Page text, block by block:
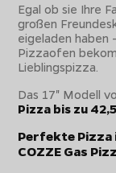
Egal ob sie Ihre
großen
eigeladen haben
Pizzaofen
Lieblingspizza.
Das 17" Modell
Pizza bis zu
Perfekte Pizza
COZZE Gas